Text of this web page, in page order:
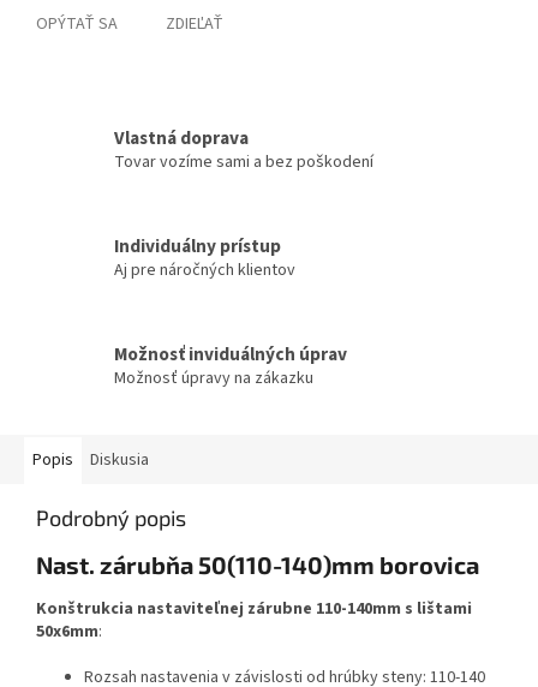
OPÝTAŤ SA ZDIEĽAŤ
Vlastná doprava
Tovar vozíme sami a bez poškodení
Individuálny prístup
Aj pre náročných klientov
Možnosť inviduálných úprav
Možnosť úpravy na zákazku
Popis Diskusia
Podrobný popis
Nast. zárubňa 50(110-140)mm borovica
Konštrukcia nastaviteľnej zárubne 110-140mm s lištami
50x6mm:
Rozsah nastavenia v závislosti od hrúbky steny: 110-140